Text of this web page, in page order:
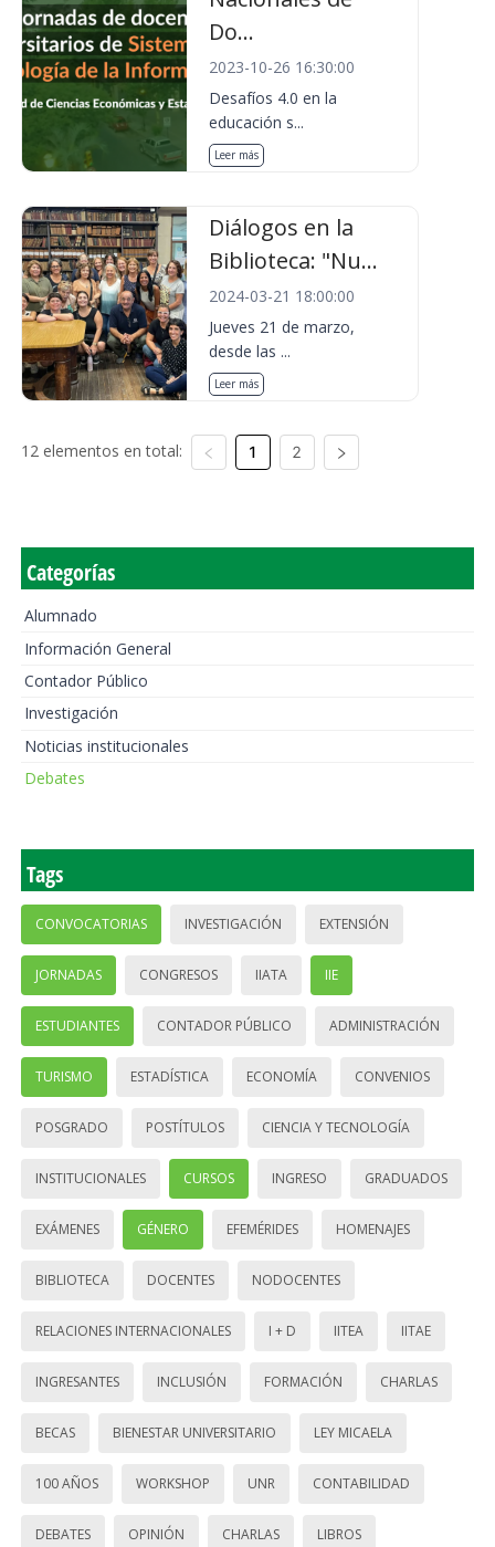
Do...
2023-10-26 16:30:00
Desafíos 4.0 en la
educación s...
Leer más
Diálogos en la
Biblioteca: "Nu...
2024-03-21 18:00:00
Jueves 21 de marzo,
desde las ...
Leer más
12 elementos en total: 1 2
Categorías
Alumnado
Información General
Contador Público
Investigación
Noticias institucionales
Debates
Tags
CONVOCATORIAS INVESTIGACIÓN EXTENSIÓN
JORNADAS CONGRESOS IIATA IIE
ESTUDIANTES CONTADOR PÚBLICO ADMINISTRACIÓN
TURISMO ESTADÍSTICA ECONOMÍA CONVENIOS
POSGRADO POSTÍTULOS CIENCIA Y TECNOLOGÍA
INSTITUCIONALES CURSOS INGRESO GRADUADOS
EXÁMENES GÉNERO EFEMÉRIDES HOMENAJES
BIBLIOTECA DOCENTES NODOCENTES
RELACIONES INTERNACIONALES I + D IITEA IITAE
INGRESANTES INCLUSIÓN FORMACIÓN CHARLAS
BECAS BIENESTAR UNIVERSITARIO LEY MICAELA
100 AÑOS WORKSHOP UNR CONTABILIDAD
DEBATES OPINIÓN CHARLAS LIBROS